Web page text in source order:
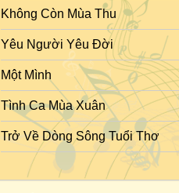
Không Còn Mùa Thu
Yêu Người Yêu Đời
Một Mình
Tình Ca Mùa Xuân
Trở Về Dòng Sông Tuổi Thơ